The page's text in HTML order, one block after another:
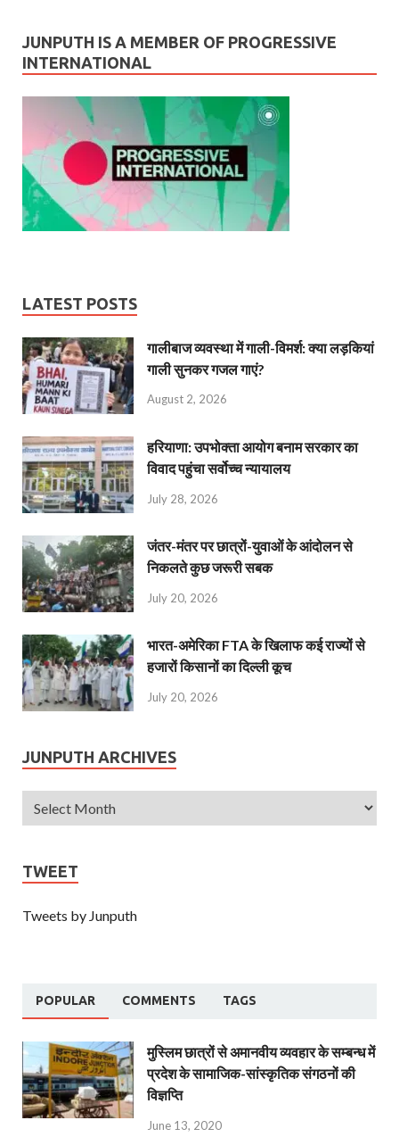
JUNPUTH IS A MEMBER OF PROGRESSIVE
INTERNATIONAL
LATEST POSTS
गालीबाज व्‍यवस्‍था में गाली-विमर्श: क्या लड़कियां
गाली सुनकर गजल गाएं?
August 2, 2026
हरियाणा: उपभोक्ता आयोग बनाम सरकार का
विवाद पहुंचा सर्वोच्च न्यायालय
July 28, 2026
जंतर-मंतर पर छात्रों-युवाओं के आंदोलन से
निकलते कुछ जरूरी सबक
July 20, 2026
भारत-अमेरिका FTA के खिलाफ कई राज्यों से
हजारों किसानों का दिल्ली कूच
July 20, 2026
JUNPUTH ARCHIVES
TWEET
Tweets by Junputh
POPULAR COMMENTS TAGS
मुस्लिम छात्रों से अमानवीय व्यवहार के सम्बन्ध में
प्रदेश के सामाजिक-सांस्कृतिक संगठनों की
विज्ञप्ति
June 13, 2020